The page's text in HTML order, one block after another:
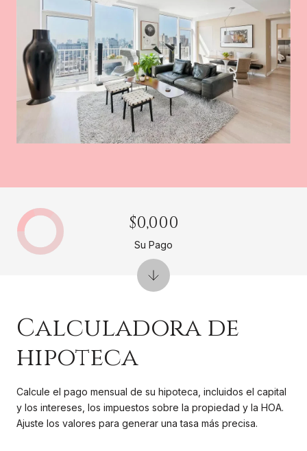
Calculadora de
hipoteca
Calcule el pago mensual de su hipoteca, incluidos el capital
y los intereses, los impuestos sobre la propiedad y la HOA.
Ajuste los valores para generar una tasa más precisa.
$0,000